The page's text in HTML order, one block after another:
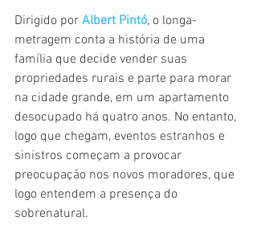
Dirigido por Albert Pintó, o longa-
metragem conta a história de uma
família que decide vender suas
propriedades rurais e parte para morar
na cidade grande, em um apartamento
desocupado há quatro anos. No entanto,
logo que chegam, eventos estranhos e
sinistros começam a provocar
preocupação nos novos moradores, que
logo entendem a presença do
sobrenatural.